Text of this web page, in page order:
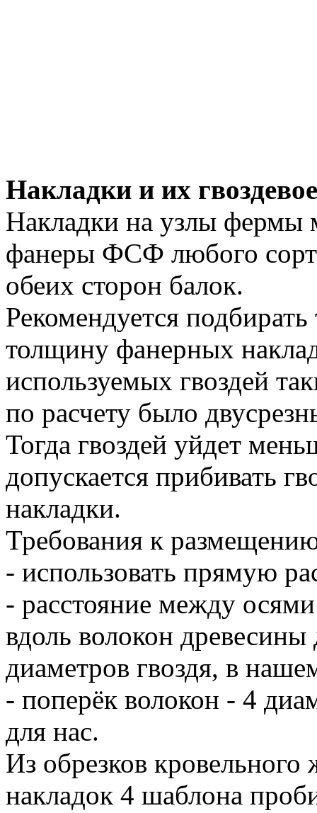
Накладки и их
Накладки на узлы фермы
фанеры ФСФ любого
обеих сторон балок.
Рекомендуется
толщину фанерных
используемых гвоздей
по расчету было
Тогда гвоздей уйдет
допускается прибивать
накладки.
Требования к
- использовать прямую
- расстояние между
вдоль волокон
диаметров гвоздя, в
- поперёк волокон - 4
для нас.
Из обрезков кровельного
накладок 4 шаблона